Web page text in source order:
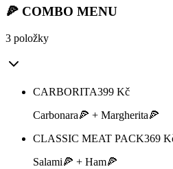
🍕 COMBO MENU
3 položky
CARBORITA399 Kč
Carbonara🍕 + Margherita🍕
CLASSIC MEAT PACK369
Salami🍕 + Ham🍕